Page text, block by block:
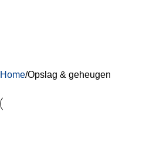
Home Opslag & geheugen